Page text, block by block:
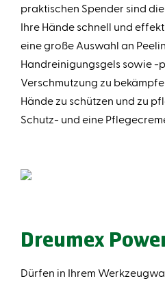
praktischen Spender sind
Ihre Hände schnell und
eine große Auswahl an
Handreinigungsgels sowie -
Verschmutzung zu
Hände zu schützen und zu
Schutz- und eine
Dreumex
Dürfen in Ihrem